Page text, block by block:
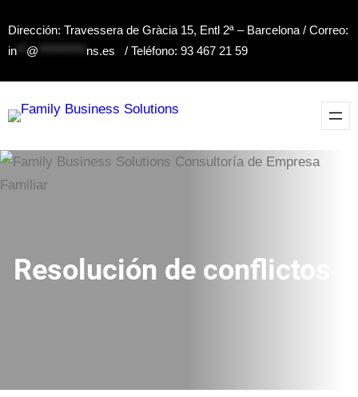
Dirección: Travessera de Gràcia 15, Entl 2ª – Barcelona / Correo:
in
@ ns.es / Teléfono: 93 467 21 59
Resolución de conflictos